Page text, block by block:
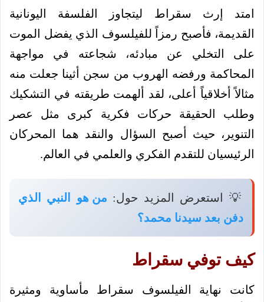
امتد إرث سقراط ليتجاوز الفلسفة اليونانية
القديمة، فأصبح رمزاً للفيلسوف الذي يفضل الموت
على التخلي عن مبادئه، شجاعته في مواجهة
المحاكمة ورفضه الهروب من سجن أثينا جعلت منه
مثالاً أخلاقياً أعلى، لقد ألهمت طريقته في التشكيك
وطلب الحقيقة حركات فكرية كبرى مثل عصر
التنوير، حيث أصبح السؤال والنقد هما المحركان
الرئيسيان للتقدم الفكري والعلمي في العالم.
💡 استعرض المزيد حول: من هو النبي الذي
دفن بعد سيدنا محمد؟
كيف توفي سقراط
كانت نهاية الفيلسوف سقراط مأساوية ومثيرة